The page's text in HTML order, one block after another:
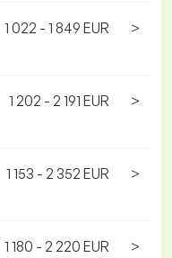
1 022 - 1 849 EUR >
1 202 - 2 191 EUR >
1 153 - 2 352 EUR >
1 180 - 2 220 EUR >